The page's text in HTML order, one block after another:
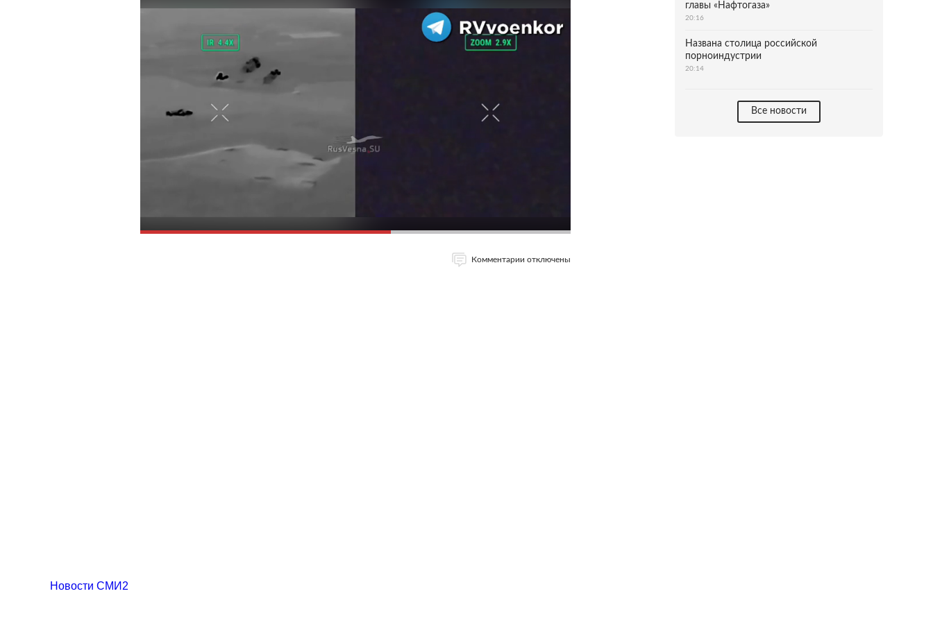
Комментарии отключены
главы «Нафтогаза»
20:16
Названа столица российской
порноиндустрии
20:14
Все новости
Новости СМИ2